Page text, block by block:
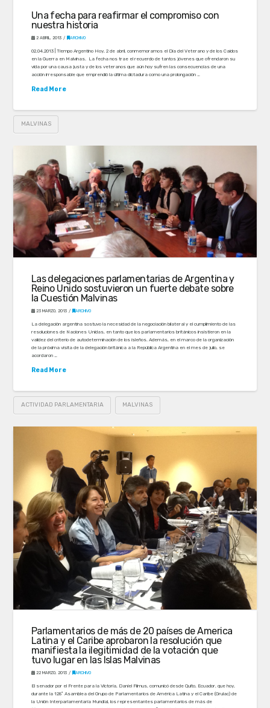
Una fecha para reafirmar el compromiso con
nuestra historia
2 ABRIL, 2013 ARCHIVO
02.04.2013 | Tiempo Argentino Hoy, 2 de abril, conmemoramos el Día del Veterano y de los Caídos
en la Guerra en Malvinas. La fecha nos trae el recuerdo de tantos jóvenes que ofrendaron su
vida por una causa justa y de los veteranos que aún hoy sufren las consecuencias de una
acción irresponsable que emprendió la última dictadura como una prolongación …
Read More
MALVINAS
Las delegaciones parlamentarias de Argentina y
Reino Unido sostuvieron un fuerte debate sobre
la Cuestión Malvinas
23 MARZO, 2013 ARCHIVO
La delegación argentina sostuvo la necesidad de la negociación bilateral y el cumplimiento de las
resoluciones de Naciones Unidas, en tanto que los parlamentarios británicos insistieron en la
validez del criterio de autodeterminación de los isleños. Además, en el marco de la organización
de la próxima visita de la delegación británica a la República Argentina en el mes de julio, se
acordaron …
Read More
ACTIVIDAD PARLAMENTARIA MALVINAS
Parlamentarios de más de 20 países de America
Latina y el Caribe aprobaron la resolución que
manifiesta la ilegitimidad de la votación que
tuvo lugar en las Islas Malvinas
22 MARZO, 2013 ARCHIVO
El senador por el Frente para la Victoria, Daniel Filmus, comunicó desde Quito, Ecuador, que hoy,
durante la 128ª Asamblea del Grupo de Parlamentarios de América Latina y el Caribe (Grulac) de
la Unión Interparlamentaria Mundial, los representantes parlamentarios de más de